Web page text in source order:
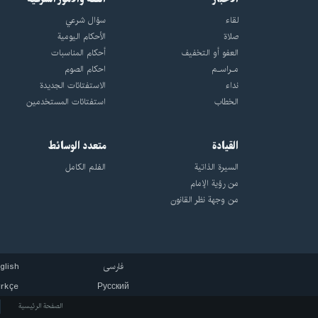
لقاء
صلاة
العفو أو التخفيف
مـراسـم
نداء
الخطاب
سؤال شرعي
الأحکام الیومیة
أحکام المناسبات
احکام الصوم
الاستفتائات الجدیدة
استفتائات المستخدمین
القيادة
السيرة الذاتية
من رؤية الإمام
من وجهة نظر القانون
متعدد الوسائط
الفلم الكامل
فارسی
Русский
الصفحة الرئيسية